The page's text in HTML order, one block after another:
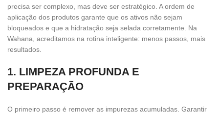
precisa ser complexo, mas deve ser estratégico. A ordem de
aplicação dos produtos garante que os ativos não sejam
bloqueados e que a hidratação seja selada corretamente. Na
Wahana, acreditamos na rotina inteligente: menos passos, mais
resultados.
1. LIMPEZA PROFUNDA E
PREPARAÇÃO
O primeiro passo é remover as impurezas acumuladas. Garantir